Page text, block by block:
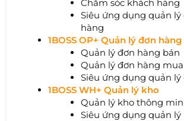
Chăm sóc khách hàng
Siêu ứng dụng quản
hàng
1BOSS OP+ Quản lý đơn hàng
Quản lý đơn hàng bán
Quản lý đơn hàng mua
Siêu ứng dụng quản lý
1BOSS WH+ Quản lý kho
Quản lý kho thông
Siêu ứng dụng quản lý